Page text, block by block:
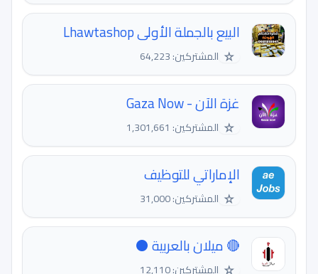
البيع بالجملة الأولى Lhawtashop
☆ المشتركين: 64,223
غزة الآن - Gaza Now
☆ المشتركين: 1,301,661
الإماراتي للتوظيف
☆ المشتركين: 31,000
🔴 ميلان بالعربية ⚫️
المشتركين: 12,110